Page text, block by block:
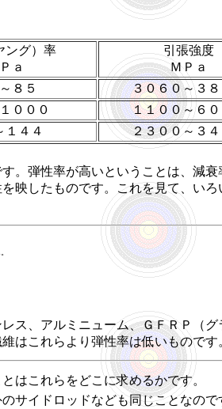
ング）率
ａ
引張強度
ＭＰａ
８５
３０６０～３８
０００
１１００～６０
１４４ ２３００～３４
。弾性率が高いということは、減衰
映したものです。これを見て、いろ
ス、アルミニューム、ＧＦＲＰ（グ
はこれらより弾性率は低いものです
はこれらをどこに求めるかです。
サイドロッドなども同じことなので